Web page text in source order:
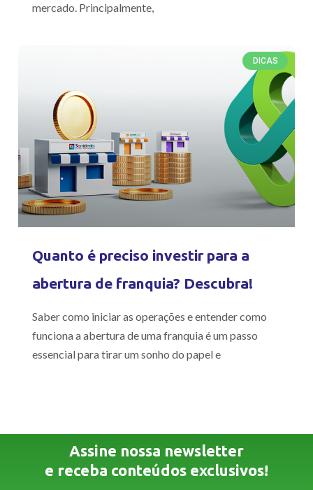
mercado. Principalmente,
DICAS
Quanto é preciso investir para a
abertura de franquia? Descubra!
Saber como iniciar as operações e entender como
funciona a abertura de uma franquia é um passo
essencial para tirar um sonho do papel e
Assine nossa newsletter
e receba conteúdos exclusivos!